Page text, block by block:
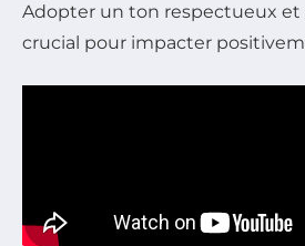
Adopter un ton respectueux
crucial pour impacter